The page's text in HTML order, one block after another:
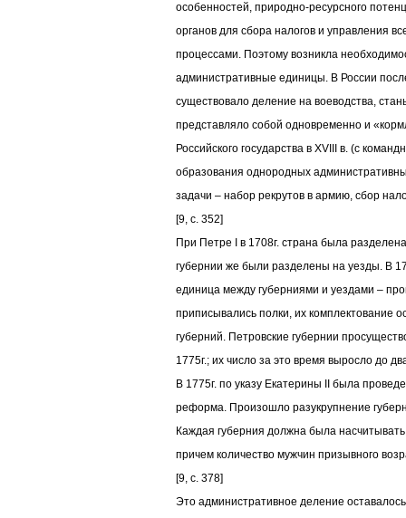
особенностей, природно-ресурсного
органов для сбора налогов и управления
процессами. Поэтому возникла
административные единицы. В России
существовало деление на воеводства,
представляло собой одновременно и
Российского государства в XVIII в. (с
образования однородных
задачи – набор рекрутов в армию, сбор
[9, с. 352]
При Петре I в 1708г. страна была
губернии же были разделены на уезды. В
единица между губерниями и уездами –
приписывались полки, их комплектование
губерний. Петровские губернии
1775г.; их число за это время выросло до
В 1775г. по указу Екатерины II была
реформа. Произошло разукрупнение
Каждая губерния должна была
причем количество мужчин призывного
[9, c. 378]
Это административное деление